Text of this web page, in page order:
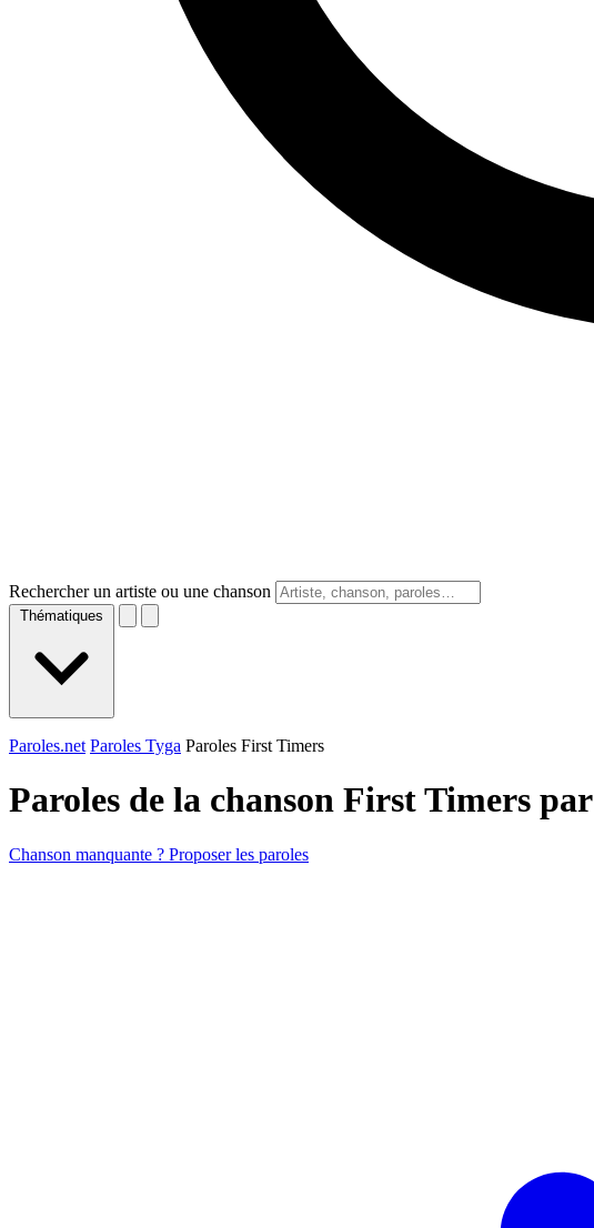
Rechercher un artiste ou une chanson
Thématiques
Paroles.net Paroles Tyga Paroles First Timers
Paroles de la chanson First Timers par
Chanson manquante ? Proposer les paroles